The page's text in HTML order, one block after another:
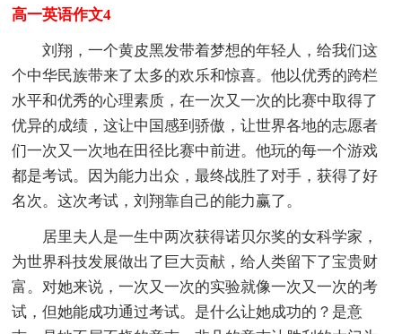
高一英语作文4
刘翔，一个黄皮黑发带着梦想的年轻人，给我们这
个中华民族带来了太多的欢乐和惊喜。他以优秀的跨栏
水平和优秀的心理素质，在一次又一次的比赛中取得了
优异的成绩，这让中国感到骄傲，让世界各地的志愿者
们一次又一次地在田径比赛中前进。他玩的每一个游戏
都是考试。因为能力出众，最终战胜了对手，获得了好
名次。这次考试，刘翔靠自己的能力赢了。
居里夫人是一生中两次获得诺贝尔奖的女科学家，
为世界科技发展做出了巨大贡献，给人类留下了宝贵财
富。对她来说，一次又一次的实验就像一次又一次的考
试，但她能成功通过考试。是什么让她成功的？是意